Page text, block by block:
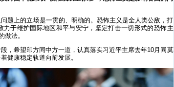
题上的立场是一贯的、明确的。恐怖主义是全人类公敌，打
于维护国际地区和平与安宁，坚定打击一切形式的恐怖主
做法。
，希望印方同中方一道，认真落实习近平主席去年10月同莫
健康稳定轨道向前发展。